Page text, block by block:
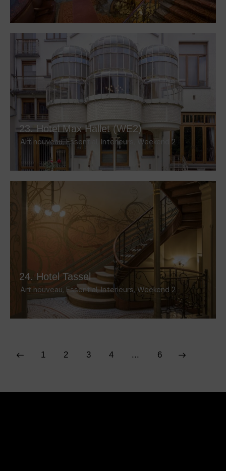
23. Hotel Max Hallet (WE2)
Art nouveau,Essential Interieurs Weekend 2
24. Hotel Tassel
Art nouveau, Essential,Interieurs, Weekend 2
1 2 3 4 ... 6
>